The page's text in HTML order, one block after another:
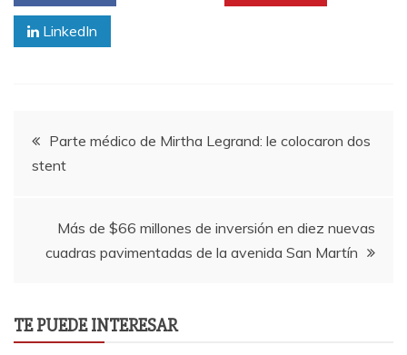
LinkedIn
Navegación
de
entradas
Parte médico de Mirtha Legrand: le colocaron dos
stent
Más de $66 millones de inversión en diez nuevas
cuadras pavimentadas de la avenida San Martín
TE PUEDE INTERESAR